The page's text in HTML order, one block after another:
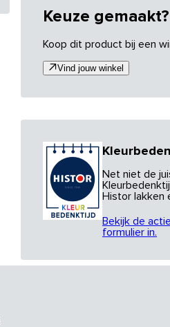
Keuze gemaakt?
Koop dit product bij een
Vind jouw winkel
Net niet de
Histor lakken
Bekijk de
formulier in.